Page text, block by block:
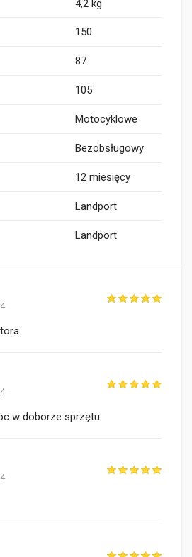
4,2 kg
150
87
105
Motocyklowe
Bezobsługowy
12 miesięcy
Landport
Landport
w doborze sprzętu